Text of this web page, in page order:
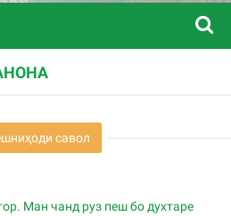
савол
Ман чанд руз пеш бо духтаре